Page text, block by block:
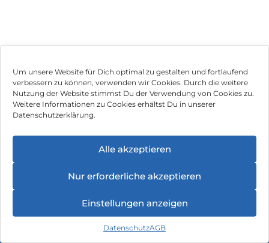
Um unsere Website für Dich optimal zu gestalten und fortlaufend
verbessern zu können, verwenden wir Cookies. Durch die weitere
Nutzung der Website stimmst Du der Verwendung von Cookies zu.
Weitere Informationen zu Cookies erhältst Du in unserer
Datenschutzerklärung.
Alle akzeptieren
Nur erforderliche akzeptieren
Einstellungen anzeigen
DatenschutzAGB
Impressum
Hinweis zur Batterieentsorgung
Newsletter
, Brodos AG – All Rights Reserved.